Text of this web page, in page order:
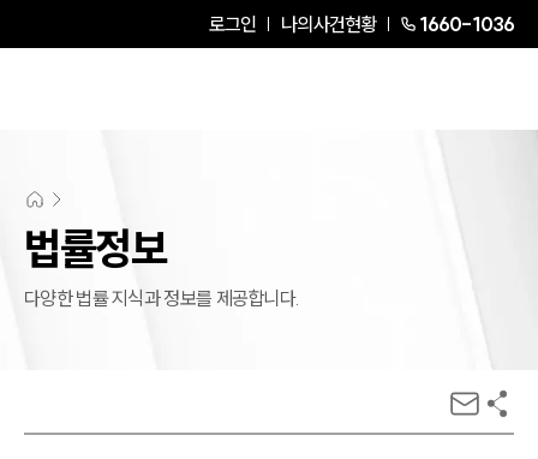
로그인 나의사건현황 1660-1036
법률정보
다양한 법률 지식과 정보를 제공합니다.